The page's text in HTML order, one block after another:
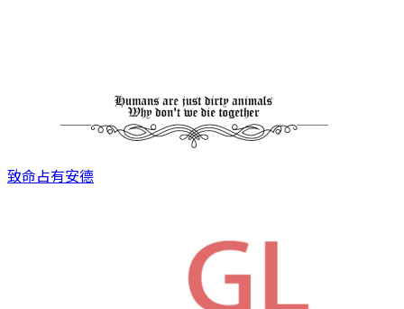
致命占有安德